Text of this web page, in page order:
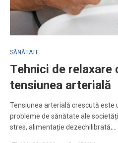
SĂNĂTATE
Tehnici de relaxare
tensiunea arterială
Tensiunea arterială crescută este
probleme de sănătate ale
stres, alimentație dezechilibrată,…